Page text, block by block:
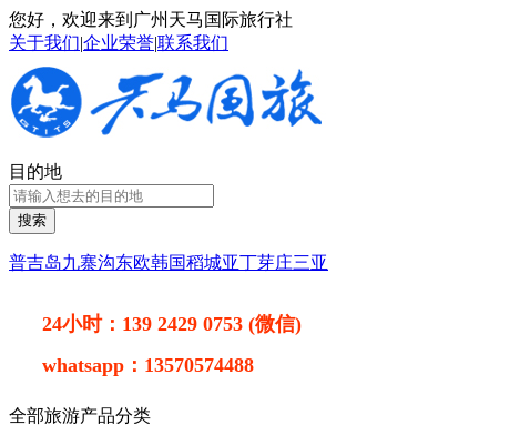
您好，欢迎来到广州天马国际旅行社
关于我们|企业荣誉|联系我们
目的地
搜索
普吉岛九寨沟东欧韩国稻城亚丁芽庄三亚
24小时： 139 2429 0753 (微信)
whatsapp： 13570574488
全部旅游产品分类